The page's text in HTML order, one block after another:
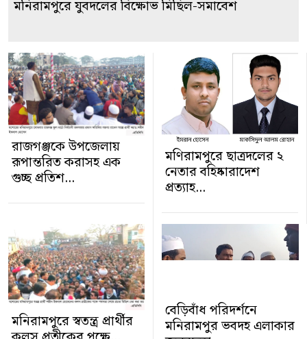
মনিরামপুরে যুবদলের বিক্ষোভ মিছিল-সমাবেশ
রাজগঞ্জকে উপজেলায়
রূপান্তরিত করাসহ এক
গুচ্ছ প্রতিশ...
মণিরামপুরে ছাত্রদলের ২
নেতার বহিষ্কারাদেশ
প্রত্যাহ...
মনিরামপুরে স্বতন্ত্র প্রার্থীর
বেড়িবাঁধ পরিদর্শনে
মনিরামপুর ভবদহ এলাকার